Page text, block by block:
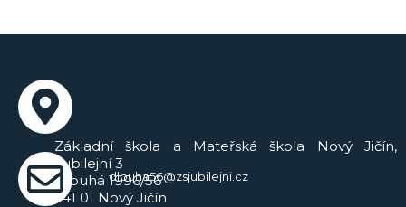
Základní škola a Mateřská škola Nový Jičín,
Jubilejní 3
Dlouhá 1996/56
741 01 Nový Jičín
dlouha56@zsjubilejni.cz